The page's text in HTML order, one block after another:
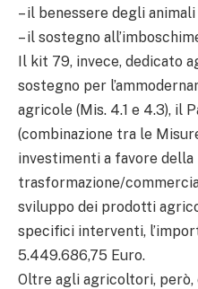
– il benessere degli animali
– il sostegno
Il kit 79, invece, dedicato
sostegno per
agricole (Mis. 4.1 e 4.3), il
(combinazione tra le
investimenti a favore della
trasformazione/
sviluppo dei prodotti
specifici interventi,
5.449.686,75 Euro.
Oltre agli agricoltori, però,